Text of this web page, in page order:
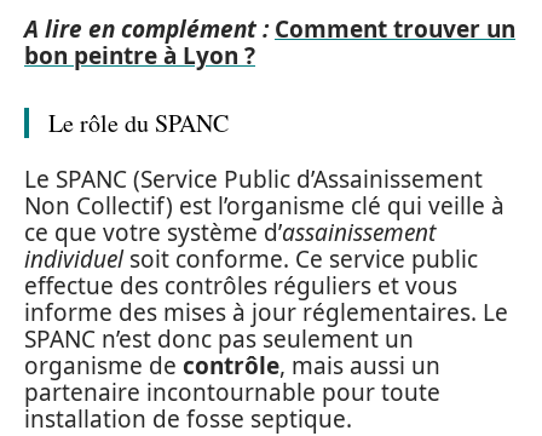
A lire en complément : Comment trouver un
bon peintre à Lyon ?
Le rôle du SPANC
Le SPANC (Service Public d’Assainissement
Non Collectif) est l’organisme clé qui veille à
ce que votre système d’assainissement
individuelsoit conforme. Ce service public
effectue des contrôles réguliers et vous
informe des mises à jour réglementaires. Le
SPANC n’est donc pas seulement un
organisme de contrôle, mais aussi un
partenaire incontournable pour toute
installation de fosse septique.